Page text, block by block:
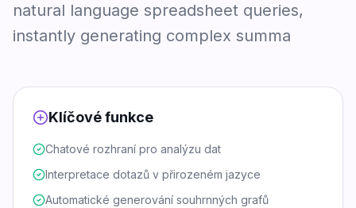
natural language spreadsheet queries,
instantly generating complex summa
Klíčové funkce
Chatové rozhraní pro analýzu dat
Interpretace dotazů v přirozeném jazyce
Automatické generování souhrnných grafů